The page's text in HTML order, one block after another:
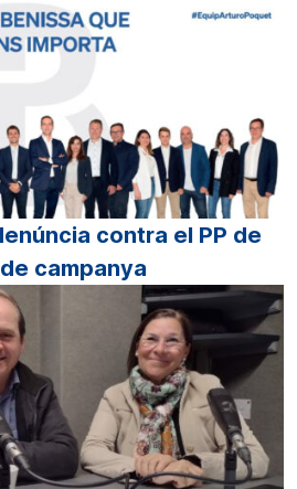
contra el PP de
campanya